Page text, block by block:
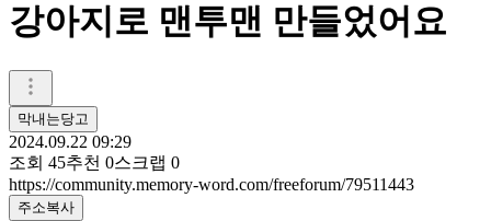
강아지로 맨투맨 만들었어요
막내는당고
2024.09.22 09:29
조회 45추천 0스크랩 0
https://community.memory-word.com/freeforum/79511443
주소복사